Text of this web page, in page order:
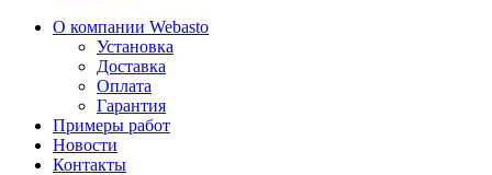
О компании Webasto
Установка
Доставка
Оплата
Гарантия
Примеры работ
Новости
Контакты